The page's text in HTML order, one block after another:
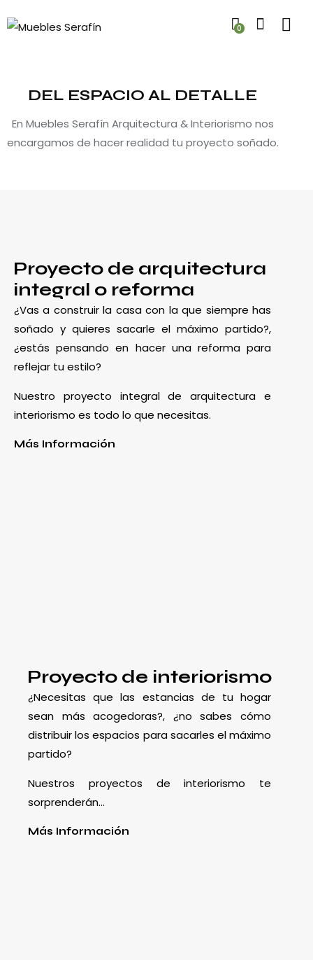
0
DEL ESPACIO AL DETALLE
En Muebles Serafín Arquitectura & Interiorismo nos
encargamos de hacer realidad tu proyecto soñado.
Proyecto de arquitectura
integral o reforma
¿Vas a construir la casa con la que siempre has
soñado y quieres sacarle el máximo partido?,
¿estás pensando en hacer una reforma para
reflejar tu estilo?
Nuestro proyecto integral de arquitectura e
interiorismo es todo lo que necesitas.
Más Información
Proyecto de interiorismo
¿Necesitas que las estancias de tu hogar
sean más acogedoras?, ¿no sabes cómo
distribuir los espacios para sacarles el máximo
partido?
Nuestros proyectos de interiorismo te
sorprenderán…
Más Información